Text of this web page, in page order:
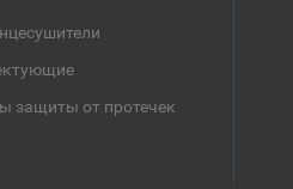
защиты от протечек